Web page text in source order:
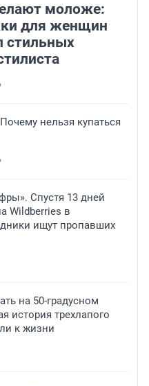
моложе:
для женщин
стильных
нельзя купаться
Спустя 13 дней
Wildberries в
ищут пропавших
на 50-градусном
история трехлапого
к жизни